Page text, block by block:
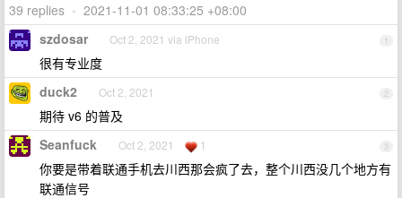
39 replies • 2021-11-01 08:33:25 +08:00
1
szdosar Oct 2, 2021 via iPhone
很有专业度
2
duck2 Oct 2, 2021
期待 v6 的普及
3
Seanfuck Oct 2, 2021 1
你要是带着联通手机去川西那会疯了去，整个川西没几个地方有
联通信号